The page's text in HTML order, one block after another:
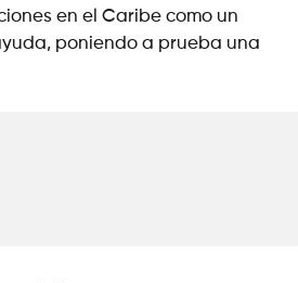
en el Caribe como un
poniendo a prueba una